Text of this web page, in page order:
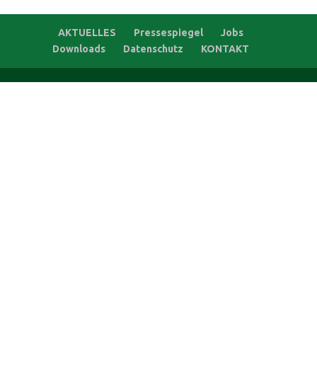
AKTUELLES Pressespiegel
Jobs
Downloads
Datenschutz KONTAKT